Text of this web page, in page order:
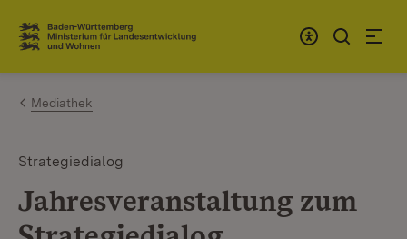
Zum Inhalt springen
Link zur Startseite
Mediathek
Strategiedialog
Jahresveranstaltung zum